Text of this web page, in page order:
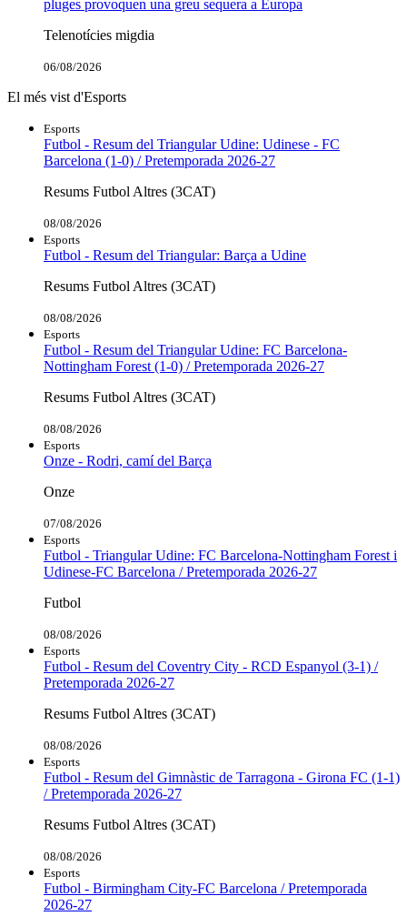
pluges provoquen una greu sequera a Europa
Telenotícies migdia
06/08/2026
El més vist d'Esports
Esports
Futbol - Resum del Triangular Udine: Udinese - FC
Barcelona (1-0) / Pretemporada 2026-27
Resums Futbol Altres (3CAT)
08/08/2026
Esports
Futbol - Resum del Triangular: Barça a Udine
Resums Futbol Altres (3CAT)
08/08/2026
Esports
Futbol - Resum del Triangular Udine: FC Barcelona-
Nottingham Forest (1-0) / Pretemporada 2026-27
Resums Futbol Altres (3CAT)
08/08/2026
Esports
Onze - Rodri, camí del Barça
Onze
07/08/2026
Esports
Futbol - Triangular Udine: FC Barcelona-Nottingham Forest i
Udinese-FC Barcelona / Pretemporada 2026-27
Futbol
08/08/2026
Esports
Futbol - Resum del Coventry City - RCD Espanyol (3-1) /
Pretemporada 2026-27
Resums Futbol Altres (3CAT)
08/08/2026
Esports
Futbol - Resum del Gimnàstic de Tarragona - Girona FC (1-1)
/ Pretemporada 2026-27
Resums Futbol Altres (3CAT)
08/08/2026
Esports
Futbol - Birmingham City-FC Barcelona / Pretemporada
2026-27